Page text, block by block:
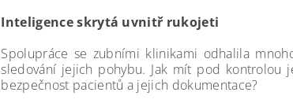
Inteligence skrytá uvnitř rukojeti
Spolupráce se zubními klinikami odhalila
sledování jejich pohybu. Jak mít pod kontrolou
bezpečnost pacientů a jejich dokumentace?